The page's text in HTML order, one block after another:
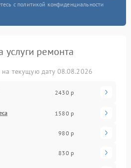
с политикой конфиденциальности
услуги ремонта
текущую дату 08.08.2026
2430 р
1580 р
980 р
830 р